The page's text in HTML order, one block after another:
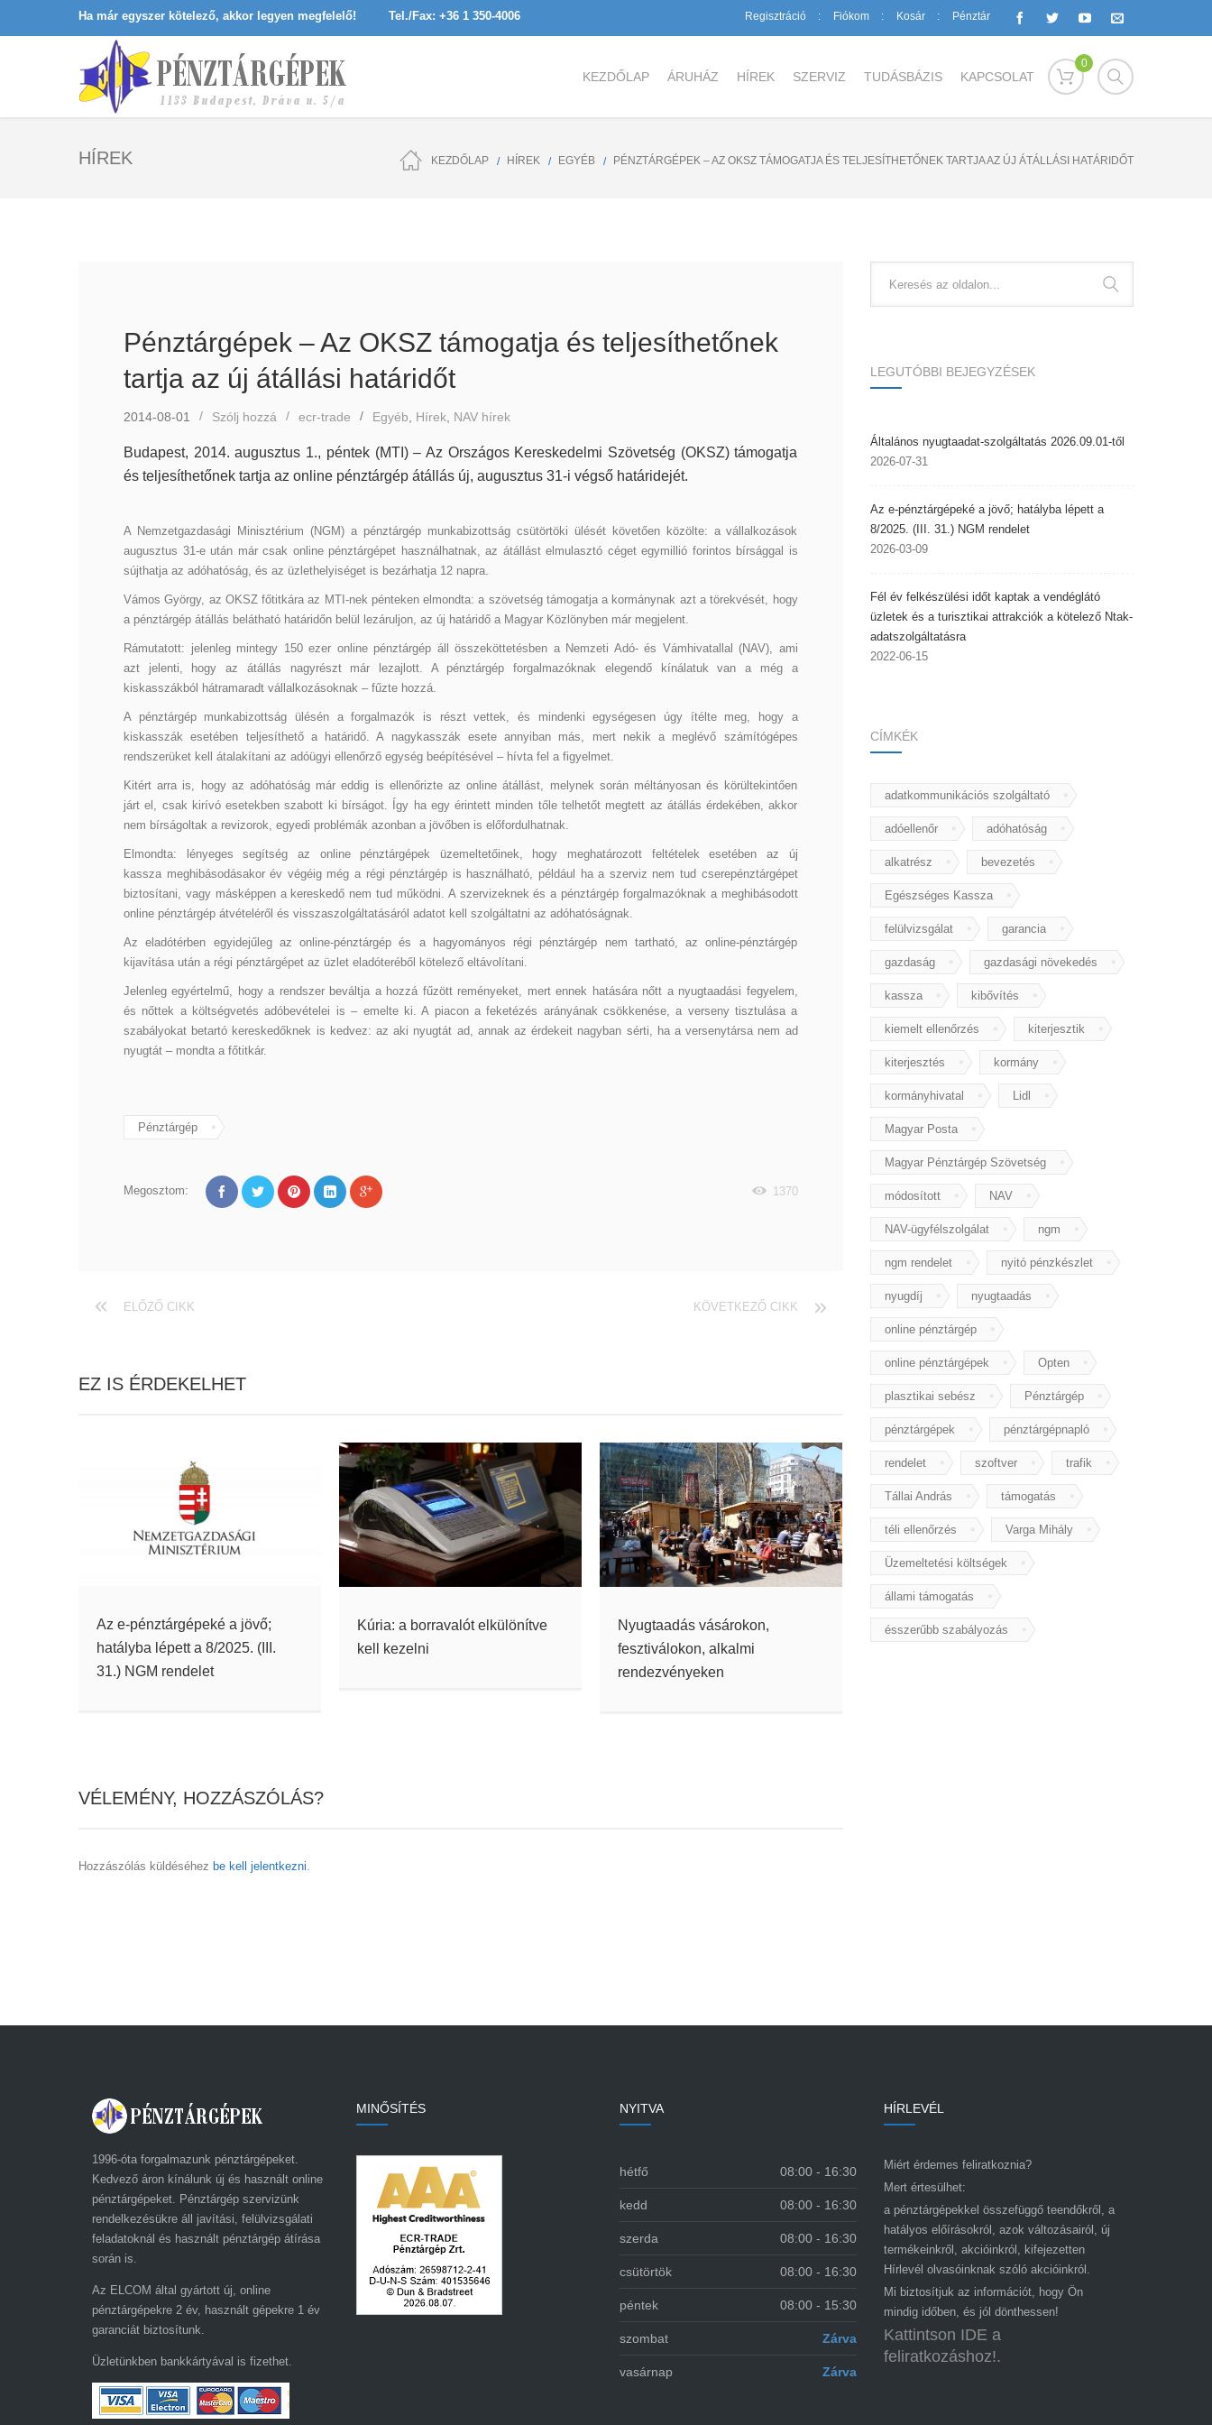
Ha már egyszer kötelező, akkor legyen megfelelő! Tel./Fax: +36 1 350-4006 Regisztráció Fiókom Kosár Pénztár
0
KEZDŐLAP ÁRUHÁZ HÍREK SZERVIZ TUDÁSBÁZIS KAPCSOLAT
HÍREK KEZDŐLAP HÍREK EGYÉB PÉNZTÁRGÉPEK – AZ OKSZ TÁMOGATJA ÉS TELJESÍTHETŐNEK TARTJA AZ ÚJ ÁTÁLLÁSI HATÁRIDŐT
Pénztárgépek – Az OKSZ támogatja és teljesíthetőnek
tartja az új átállási határidőt
2014-08-01 Szólj hozzá ecr-trade Egyéb Hírek NAV hírek
Budapest, 2014. augusztus 1., péntek (MTI) – Az Országos Kereskedelmi Szövetség (OKSZ) támogatja
és teljesíthetőnek tartja az online pénztárgép átállás új, augusztus 31-i végső határidejét.
A Nemzetgazdasági Minisztérium (NGM) a pénztárgép munkabizottság csütörtöki ülését követően közölte: a vállalkozások
augusztus 31-e után már csak online pénztárgépet használhatnak, az átállást elmulasztó céget egymillió forintos bírsággal is
sújthatja az adóhatóság, és az üzlethelyiséget is bezárhatja 12 napra.
Vámos György, az OKSZ főtitkára az MTI-nek pénteken elmondta: a szövetség támogatja a kormánynak azt a törekvését, hogy
a pénztárgép átállás belátható határidőn belül lezáruljon, az új határidő a Magyar Közlönyben már megjelent.
Rámutatott: jelenleg mintegy 150 ezer online pénztárgép áll összeköttetésben a Nemzeti Adó- és Vámhivatallal (NAV), ami
azt jelenti, hogy az átállás nagyrészt már lezajlott. A pénztárgép forgalmazóknak elegendő kínálatuk van a még a
kiskasszákból hátramaradt vállalkozásoknak – fűzte hozzá.
A pénztárgép munkabizottság ülésén a forgalmazók is részt vettek, és mindenki egységesen úgy ítélte meg, hogy a
kiskasszák esetében teljesíthető a határidő. A nagykasszák esete annyiban más, mert nekik a meglévő számítógépes
rendszerüket kell átalakítani az adóügyi ellenőrző egység beépítésével – hívta fel a figyelmet.
Kitért arra is, hogy az adóhatóság már eddig is ellenőrizte az online átállást, melynek során méltányosan és körültekintően
járt el, csak kirívó esetekben szabott ki bírságot. Így ha egy érintett minden tőle telhetőt megtett az átállás érdekében, akkor
nem bírságoltak a revizorok, egyedi problémák azonban a jövőben is előfordulhatnak.
Elmondta: lényeges segítség az online pénztárgépek üzemeltetőinek, hogy meghatározott feltételek esetében az új
kassza meghibásodásakor év végéig még a régi pénztárgép is használható, például ha a szerviz nem tud cserepénztárgépet
biztosítani, vagy másképpen a kereskedő nem tud működni. A szervizeknek és a pénztárgép forgalmazóknak a meghibásodott
online pénztárgép átvételéről és visszaszolgáltatásáról adatot kell szolgáltatni az adóhatóságnak.
Az eladótérben egyidejűleg az online-pénztárgép és a hagyományos régi pénztárgép nem tartható, az online-pénztárgép
kijavítása után a régi pénztárgépet az üzlet eladóteréből kötelező eltávolítani.
Jelenleg egyértelmű, hogy a rendszer beváltja a hozzá fűzött reményeket, mert ennek hatására nőtt a nyugtaadási fegyelem,
és nőttek a költségvetés adóbevételei is – emelte ki. A piacon a feketézés arányának csökkenése, a verseny tisztulása a
szabályokat betartó kereskedőknek is kedvez: az aki nyugtát ad, annak az érdekeit nagyban sérti, ha a versenytársa nem ad
nyugtát – mondta a főtitkár.
Pénztárgép
Megosztom: 1370
ELŐZŐ CIKK KÖVETKEZŐ CIKK
EZ IS ÉRDEKELHET
Az e-pénztárgépeké a jövő;
hatályba lépett a 8/2025. (III.
31.) NGM rendelet
Kúria: a borravalót elkülönítve
kell kezelni
Nyugtaadás vásárokon,
fesztiválokon, alkalmi
rendezvényeken
VÉLEMÉNY, HOZZÁSZÓLÁS?
Hozzászólás küldéséhez be kell jelentkezni.
LEGUTÓBBI BEJEGYZÉSEK
Általános nyugtaadat-szolgáltatás 2026.09.01-től
2026-07-31
Az e-pénztárgépeké a jövő; hatályba lépett a
8/2025. (III. 31.) NGM rendelet
2026-03-09
Fél év felkészülési időt kaptak a vendéglátó
üzletek és a turisztikai attrakciók a kötelező Ntak-
adatszolgáltatásra
2022-06-15
CÍMKÉK
adatkommunikációs szolgáltató
adóellenőr adóhatóság
alkatrész bevezetés
Egészséges Kassza
felülvizsgálat garancia
gazdaság gazdasági növekedés
kassza kibővítés
kiemelt ellenőrzés kiterjesztik
kiterjesztés kormány
kormányhivatal Lidl
Magyar Posta
Magyar Pénztárgép Szövetség
módosított NAV
NAV-ügyfélszolgálat ngm
ngm rendelet nyitó pénzkészlet
nyugdíj nyugtaadás
online pénztárgép
online pénztárgépek Opten
plasztikai sebész Pénztárgép
pénztárgépek pénztárgépnapló
rendelet szoftver trafik
Tállai András támogatás
téli ellenőrzés Varga Mihály
Üzemeltetési költségek
állami támogatás
ésszerűbb szabályozás
1996-óta forgalmazunk pénztárgépeket.
Kedvező áron kínálunk új és használt online
pénztárgépeket. Pénztárgép szervizünk
rendelkezésükre áll javítási, felülvizsgálati
feladatoknál és használt pénztárgép átírása
során is.
Az ELCOM által gyártott új, online
pénztárgépekre 2 év, használt gépekre 1 év
garanciát biztosítunk.
Üzletünkben bankkártyával is fizethet.
MINŐSÍTÉS NYITVA
hétfő 08:00 - 16:30
kedd 08:00 - 16:30
szerda 08:00 - 16:30
csütörtök 08:00 - 16:30
péntek 08:00 - 15:30
szombat Zárva
vasárnap Zárva
HÍRLEVÉL
Miért érdemes feliratkoznia?
Mert értesülhet:
a pénztárgépekkel összefüggő teendőkről, a
hatályos előírásokról, azok változásairól, új
termékeinkről, akcióinkról, kifejezetten
Hírlevél olvasóinknak szóló akcióinkról.
Mi biztosítjuk az információt, hogy Ön
mindig időben, és jól dönthessen!
Kattintson IDE a
feliratkozáshoz!.